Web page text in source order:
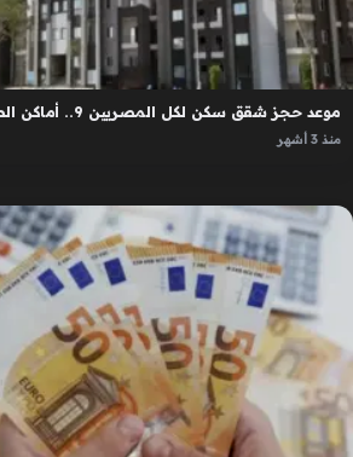
موعد حجز شقق سكن لكل المصريين 9.. أماكن الطرح وتفاصيل الأسعار
منذ 3 أشهر